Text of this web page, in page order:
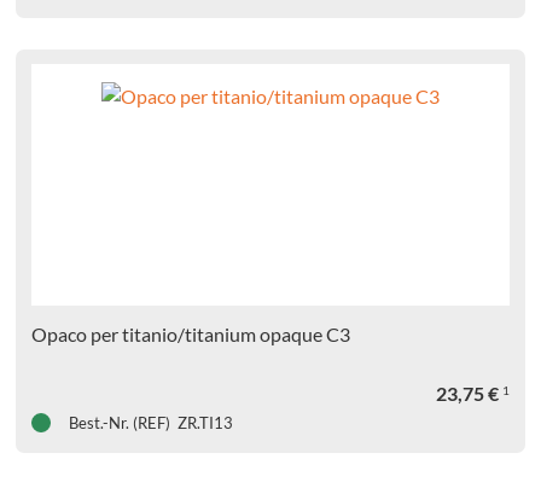
Opaco per titanio/titanium opaque C3
23,75€ 1
Best.-Nr. (REF) ZR.TI13